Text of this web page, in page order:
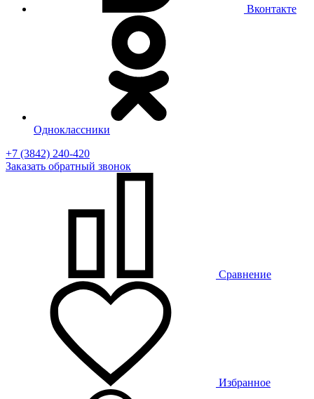
Вконтакте
Одноклассники
+7 (3842) 240-420
Заказать обратный звонок
Сравнение
Избранное